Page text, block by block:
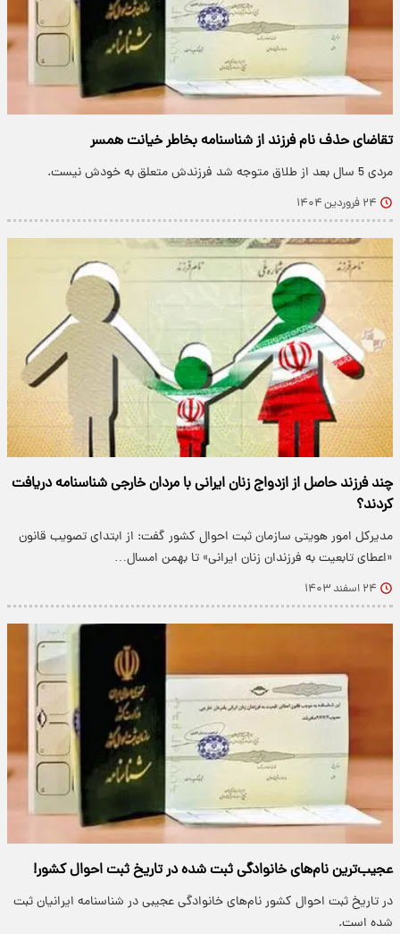
تقاضای حذف نام فرزند از شناسنامه بخاطر خیانت همسر
مردی 5 سال بعد از طلاق متوجه شد فرزندش متعلق به خودش نیست.
۲۴ فروردین ۱۴۰۴
چند فرزند حاصل از ازدواج زنان ایرانی با مردان خارجی شناسنامه دریافت
کردند؟
مدیرکل امور هویتی سازمان ثبت احوال کشور گفت: از ابتدای تصویب قانون
«اعطای تابعیت به فرزندان زنان ایرانی» تا بهمن امسال…
۲۴ اسفند ۱۴۰۳
عجیب‌ترین نام‌های خانوادگی ثبت شده در تاریخ ثبت احوال کشور!
در تاریخ ثبت احوال کشور نام‌های خانوادگی عجیبی در شناسنامه ایرانیان ثبت
شده است.